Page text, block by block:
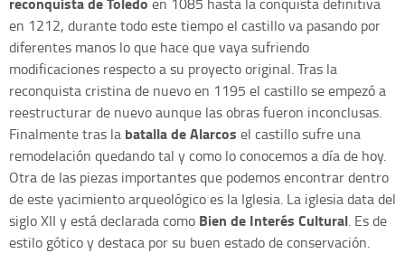
en 1212, durante todo este tiempo el castillo va pasando por
diferentes manos lo que hace que vaya sufriendo
modificaciones respecto a su proyecto original. Tras la
reconquista cristina de nuevo en 1195 el castillo se empezó a
reestructurar de nuevo aunque las obras fueron inconclusas.
Finalmente tras la batalla de Alarcos el castillo sufre una
remodelación quedando tal y como lo conocemos a día de hoy.
Otra de las piezas importantes que podemos encontrar dentro
de este yacimiento arqueológico es la Iglesia. La iglesia data del
siglo XII y está declarada como Bien de Interés Cultural. Es de
estilo gótico y destaca por su buen estado de conservación.